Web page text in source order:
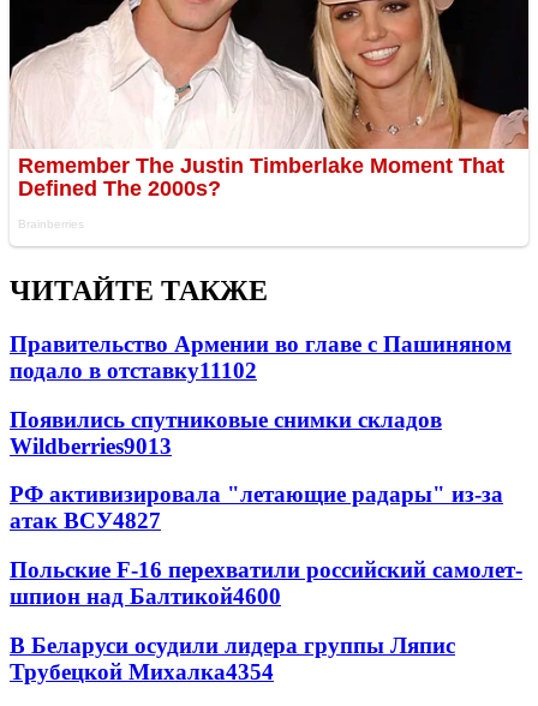
ЧИТАЙТЕ ТАКЖЕ
Правительство Армении во главе с Пашиняном
подало в отставку11102
Появились спутниковые снимки складов
Wildberries9013
РФ активизировала "летающие радары" из-за
атак ВСУ4827
Польские F-16 перехватили российский самолет-
шпион над Балтикой4600
В Беларуси осудили лидера группы Ляпис
Трубецкой Михалка4354